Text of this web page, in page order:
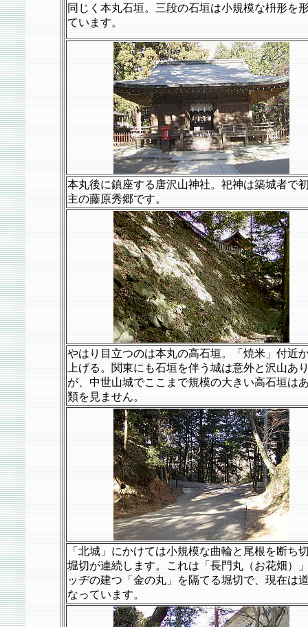
同じく本丸石垣。三段の石垣は小規模な枡形を
ています。
本丸後に鎮座する唐沢山神社。祀神は築城者で
主の藤原秀郷です。
やはり目立つのは本丸の高石垣。「焼米」付近
上げる。関東にも石垣を伴う城は意外と沢山あ
が、中世山城でここまで規模の大きい高石垣は
類を見ません。
「北城」にかけては小規模な曲輪と尾根を断ち
堀切が連続します。これは「長門丸（お花畑）
ッヂの建つ「金の丸」を隔てる堀切で、現在は
なっています。